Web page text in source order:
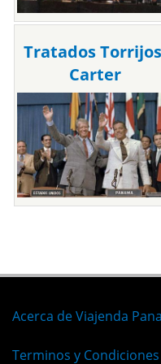
Tratados
Carter
Acerca de Viajenda
Terminos y Condiciones